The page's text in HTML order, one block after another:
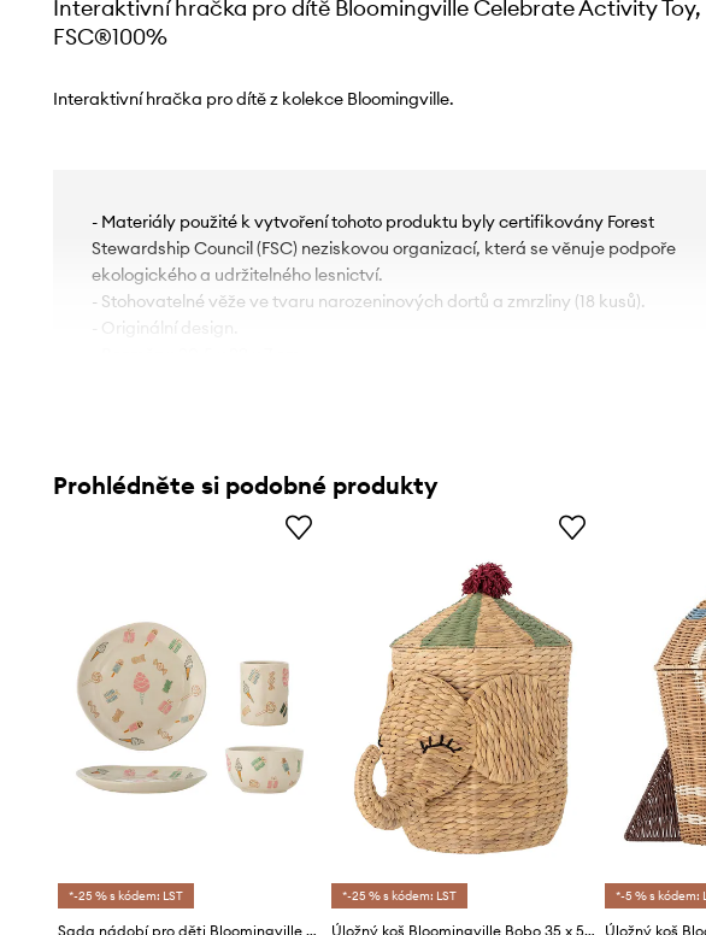
Interaktivní hračka pro dítě Bloomingville Celebrate Activity
FSC®100%
Interaktivní hračka pro dítě z kolekce Bloomingville.
- Materiály použité k vytvoření tohoto produktu byly certifikovány Forest
Stewardship Council (FSC) neziskovou organizací, která se věnuje podpoře
ekologického a udržitelného lesnictví.
- Stohovatelné věže ve tvaru narozeninových dortů a zmrzliny (18 kusů).
- Originální design.
Prohlédněte si podobné produkty
*-25 % s kódem: LST
Sada nádobí pro děti Bloomingville Nature 210 ml / 335 ml 3-pack
*-25 % s kódem: LST
Úložný koš Bloomingville Bobo 35 x 50 x 35 cm
*-5 % s kódem: